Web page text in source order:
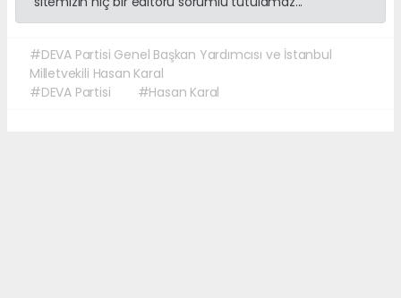
#DEVA Partisi Genel Başkan Yardımcısı ve İstanbul
Milletvekili Hasan Karal
#DEVA Partisi
#Hasan Karal